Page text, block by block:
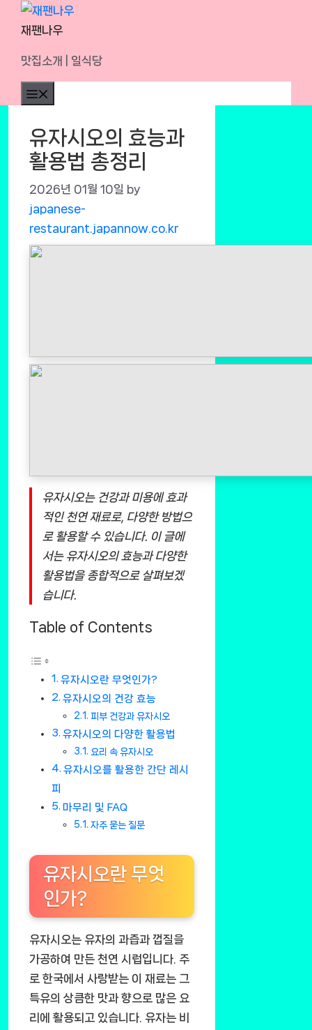
Skip
재팬나우
맛집소개 | 일식당
유자시오의 효능과
활용법 총정리
2026년 01월 10일 by
japanese-
restaurant.japannow.co.kr
유자시오는 건강과 미용에 효과
적인 천연 재료로, 다양한 방법으
로 활용할 수 있습니다. 이 글에
서는 유자시오의 효능과 다양한
활용법을 종합적으로 살펴보겠
습니다.
Table of Contents
유자시오란 무엇인가?
유자시오의 건강 효능
피부 건강과 유자시오
유자시오의 다양한 활용법
요리 속 유자시오
유자시오를 활용한 간단 레시
피
마무리 및 FAQ
자주 묻는 질문
유자시오란 무엇
인가?
유자시오는 유자의 과즙과 껍질을
가공하여 만든 천연 시럽입니다. 주
로 한국에서 사랑받는 이 재료는 그
특유의 상큼한 맛과 향으로 많은 요
리에 활용되고 있습니다. 유자는 비